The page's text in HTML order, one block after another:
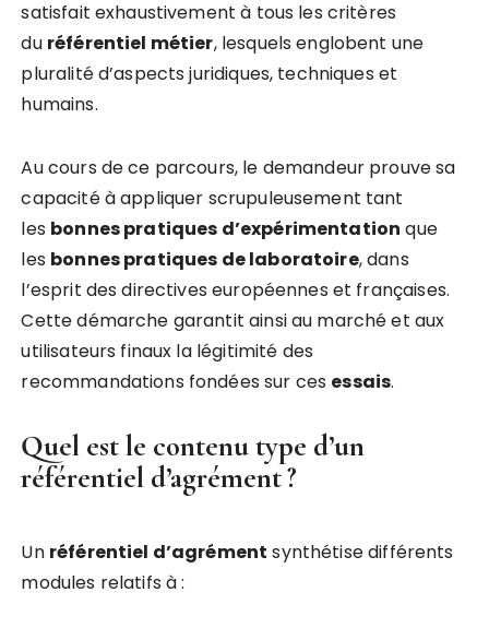
satisfait exhaustivement à tous les critères
du référentiel métier, lesquels englobent une
pluralité d’aspects juridiques, techniques et
humains.
Au cours de ce parcours, le demandeur prouve sa
capacité à appliquer scrupuleusement tant
les bonnes pratiques d’expérimentation que
les bonnes pratiques de laboratoire, dans
l’esprit des directives européennes et françaises.
Cette démarche garantit ainsi au marché et aux
utilisateurs finaux la légitimité des
recommandations fondées sur ces essais.
Quel est le contenu type d’un
référentiel d’agrément ?
Un référentiel d’agrément synthétise différents
modules relatifs à :